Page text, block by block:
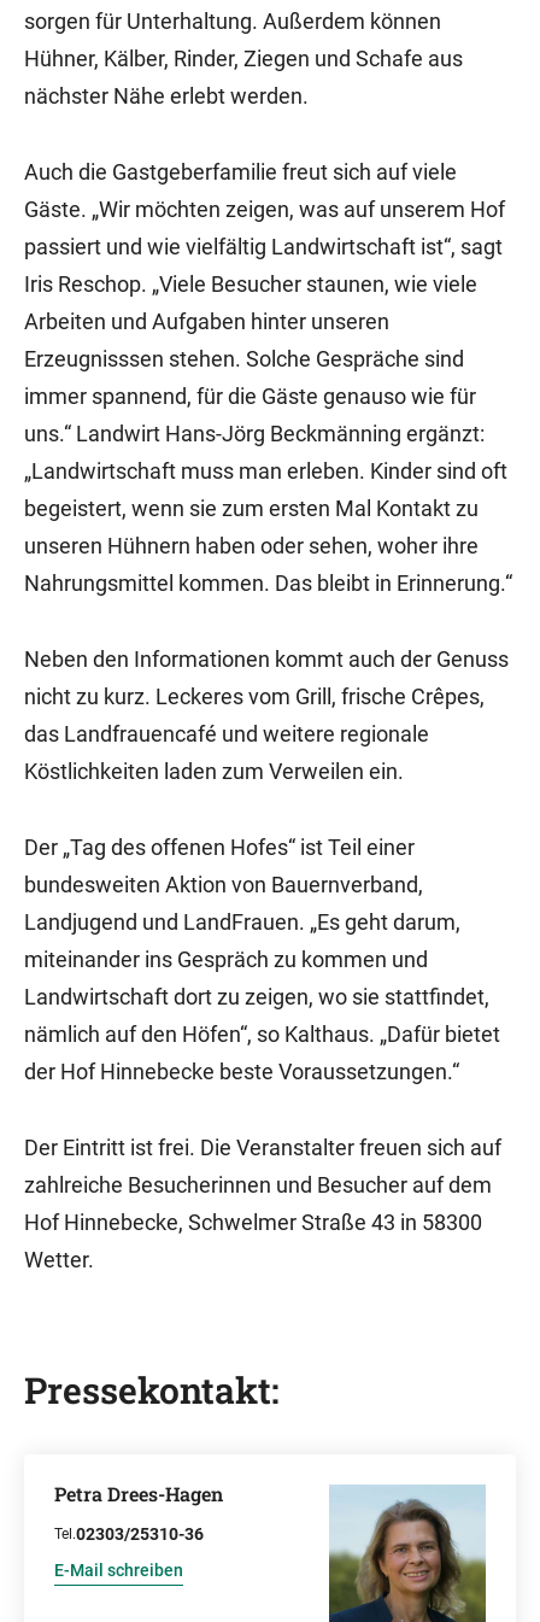
sorgen für Unterhaltung. Außerdem können
Hühner, Kälber, Rinder, Ziegen und Schafe aus
nächster Nähe erlebt werden.
Auch die Gastgeberfamilie freut sich auf viele
Gäste. „Wir möchten zeigen, was auf unserem Hof
passiert und wie vielfältig Landwirtschaft ist“, sagt
Iris Reschop. „Viele Besucher staunen, wie viele
Arbeiten und Aufgaben hinter unseren
Erzeugnisssen stehen. Solche Gespräche sind
immer spannend, für die Gäste genauso wie für
uns.“ Landwirt Hans-Jörg Beckmänning ergänzt:
„Landwirtschaft muss man erleben. Kinder sind oft
begeistert, wenn sie zum ersten Mal Kontakt zu
unseren Hühnern haben oder sehen, woher ihre
Nahrungsmittel kommen. Das bleibt in Erinnerung.“
Neben den Informationen kommt auch der Genuss
nicht zu kurz. Leckeres vom Grill, frische Crêpes,
das Landfrauencafé und weitere regionale
Köstlichkeiten laden zum Verweilen ein.
Der „Tag des offenen Hofes“ ist Teil einer
bundesweiten Aktion von Bauernverband,
Landjugend und LandFrauen. „Es geht darum,
miteinander ins Gespräch zu kommen und
Landwirtschaft dort zu zeigen, wo sie stattfindet,
nämlich auf den Höfen“, so Kalthaus. „Dafür bietet
der Hof Hinnebecke beste Voraussetzungen.“
Der Eintritt ist frei. Die Veranstalter freuen sich auf
zahlreiche Besucherinnen und Besucher auf dem
Hof Hinnebecke, Schwelmer Straße 43 in 58300
Wetter.
Pressekontakt:
Petra Drees-Hagen
Tel.02303/25310-36
E-Mail schreiben